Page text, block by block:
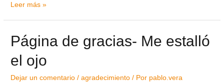
Leer más »
Página de gracias- Me estalló
el ojo
Dejar un comentario /agradecimiento / Por pablo.vera